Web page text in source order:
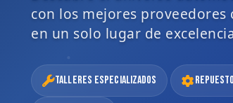
con los mejores proveedores
en un solo lugar de
Talleres Especializados